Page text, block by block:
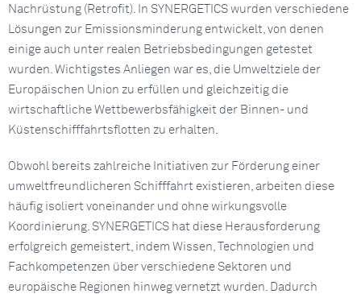
Nachrüstung (Retrofit). In SYNERGETICS wurden verschiedene
Lösungen zur Emissionsminderung entwickelt, von denen
einige auch unter realen Betriebsbedingungen getestet
wurden. Wichtigstes Anliegen war es, die Umweltziele der
Europäischen Union zu erfüllen und gleichzeitig die
wirtschaftliche Wettbewerbsfähigkeit der Binnen- und
Küstenschifffahrtsflotten zu erhalten.
Obwohl bereits zahlreiche Initiativen zur Förderung einer
umweltfreundlicheren Schifffahrt existieren, arbeiten diese
häufig isoliert voneinander und ohne wirkungsvolle
Koordinierung. SYNERGETICS hat diese Herausforderung
erfolgreich gemeistert, indem Wissen, Technologien und
Fachkompetenzen über verschiedene Sektoren und
europäische Regionen hinweg vernetzt wurden. Dadurch